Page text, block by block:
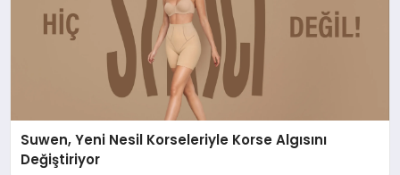
Suwen, Yeni Nesil Korseleriyle Korse Algısını
Değiştiriyor